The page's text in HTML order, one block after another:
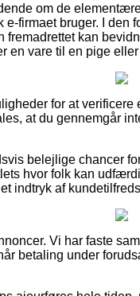
om de
firmaet bruger. I den
fremadrettet kan
en vare til en pige eller
for at
at du gennemgår
belejlige chancer
hvor folk kan
indtryk af
Vi har faste
betaling under